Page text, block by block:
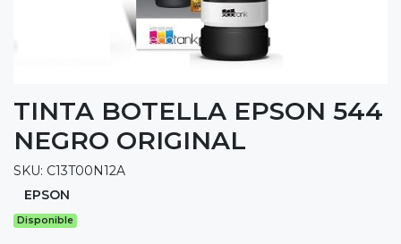
TINTA BOTELLA EPSON 544
NEGRO ORIGINAL
SKU: C13T00N12A
EPSON
Disponible